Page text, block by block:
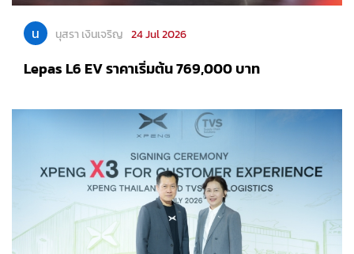
น นุสรา เงินเจริญ 24 Jul 2026
Lepas L6 EV ราคาเริ่มต้น 769,000 บาท